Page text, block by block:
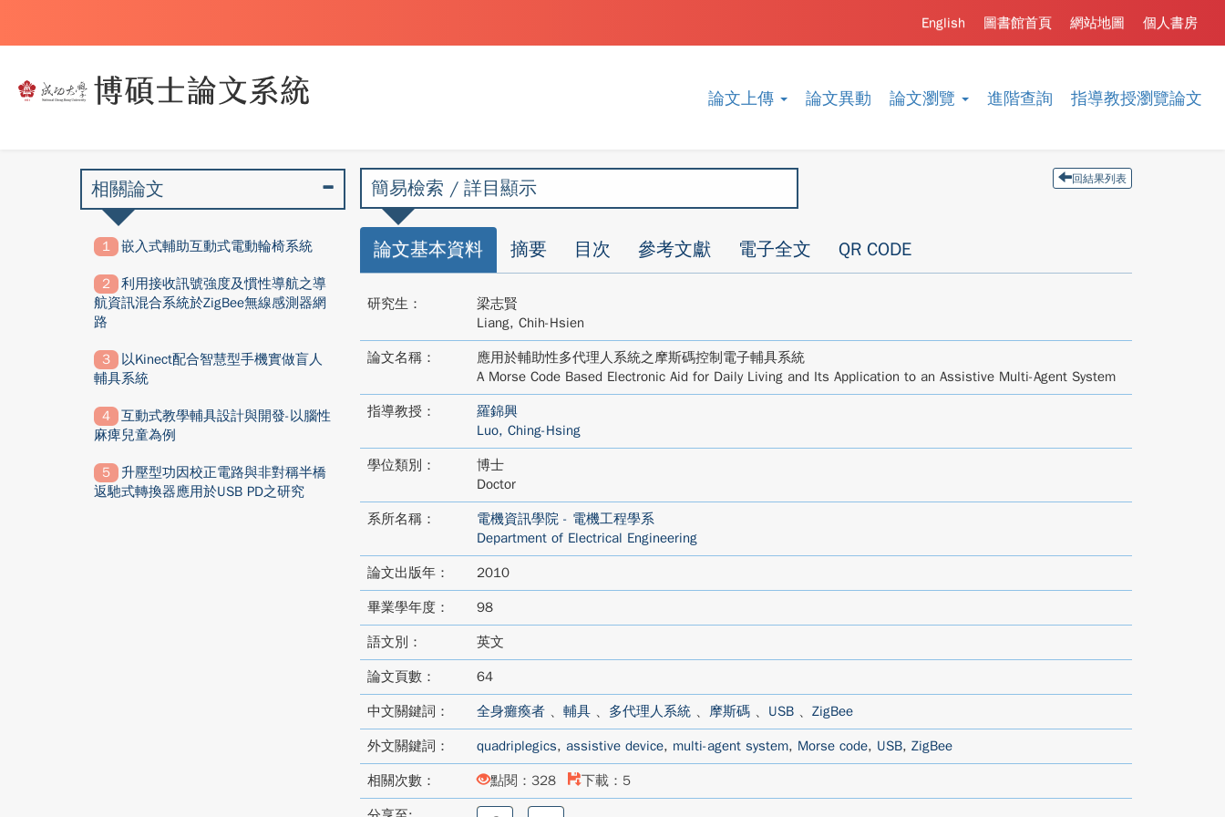
論文上傳 論文異動 論文瀏覽 進階查詢 指導教授瀏覽論文
個人書房
網站地圖
圖書館首頁
English
簡易檢索 / 詳目顯示 回結果列表
論文基本資料 摘要 目次 參考文獻 電子全文 QR CODE
研究生：
梁志賢
Liang, Chih-Hsien
論文名稱：
應用於輔助性多代理人系統之摩斯碼控制電子輔具系統
A Morse Code Based Electronic Aid for Daily Living and Its Application to an Assistive Multi-Agent System
指導教授：
羅錦興
Luo, Ching-Hsing
學位類別：
博士
Doctor
系所名稱：
電機資訊學院 - 電機工程學系
Department of Electrical Engineering
論文出版年： 2010
畢業學年度： 98
語文別： 英文
論文頁數： 64
中文關鍵詞： 全身癱瘓者、 輔具、 多代理人系統、 摩斯碼、 USB、 ZigBee
外文關鍵詞： quadriplegics, assistive device, multi-agent system, Morse code, USB, ZigBee
相關次數： 點閱：328 下載：5
相關論文
嵌入式輔助互動式電動輪椅系統
利用接收訊號強度及慣性導航之導
航資訊混合系統於ZigBee無線感測器網
路
以Kinect配合智慧型手機實做盲人
輔具系統
互動式教學輔具設計與開發-以腦性
麻痺兒童為例
升壓型功因校正電路與非對稱半橋
返馳式轉換器應用於USB PD之研究